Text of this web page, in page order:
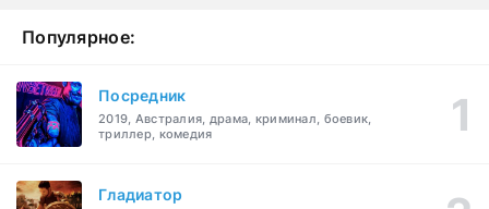
Популярное:
Посредник
2019, Австралия, драма, криминал, боевик,
триллер, комедия
Гладиатор